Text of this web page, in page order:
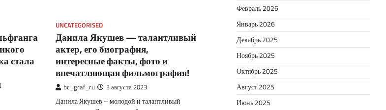
стала
UNCATEGORISED
Данила Якушев — талантливый
актер, его биография,
интересные факты, фото и
впечатляющая фильмография!
bc_graf_ru 3 августа 2023
Данила Якушев – молодой и талантливый
Февраль 2026
Январь 2026
Декабрь 2025
Ноябрь 2025
Октябрь 2025
Август 2025
Июнь 2025